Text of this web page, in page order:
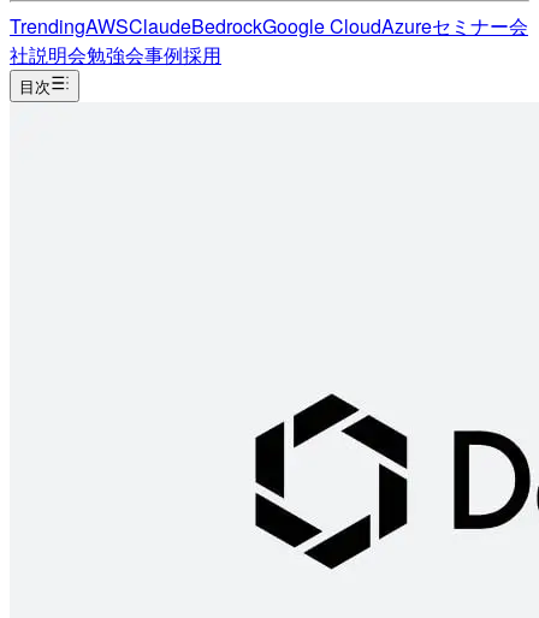
TrendingAWSClaudeBedrockGoogle CloudAzureセミナー会
社説明会勉強会事例採用
目次